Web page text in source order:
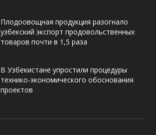
Плодоовощная продукция разогнало
узбекский экспорт продовольственных
товаров почти в 1,5 раза
В Узбекистане упростили процедуры
технико-экономического обоснования
проектов